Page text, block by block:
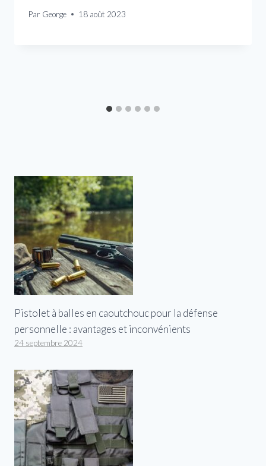
Par George 18 août 2023
Pistolet à balles en caoutchouc pour la défense
personnelle : avantages et inconvénients
24 septembre 2024